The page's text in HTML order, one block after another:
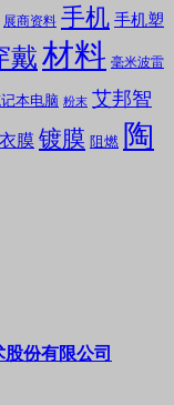
展商资料 手机 手机塑
戴材料 毫米波雷
本电脑 粉末 艾邦智
膜 镀膜 阻燃 陶
份有限公司